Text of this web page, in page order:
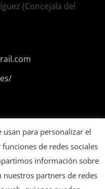
(Concejala del
usan para personalizar el
de redes sociales
información sobre
partners de redes